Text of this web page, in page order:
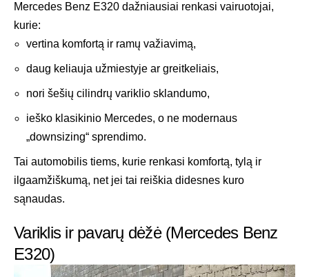
Mercedes Benz E320 dažniausiai renkasi vairuotojai,
kurie:
vertina komfortą ir ramų važiavimą,
daug keliauja užmiestyje ar greitkeliais,
nori šešių cilindrų variklio sklandumo,
ieško klasikinio Mercedes, o ne modernaus
„downsizing“ sprendimo.
Tai automobilis tiems, kurie renkasi komfortą, tylą ir
ilgaamžiškumą, net jei tai reiškia didesnes kuro
sąnaudas.
Variklis ir pavarų dėžė (Mercedes Benz
E320)